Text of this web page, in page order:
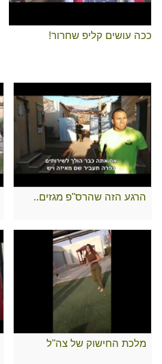
ככה עושים קליפ שחרור!
הרגע הזה שהרס"פ מגזים..
מלכת החישוק של צה"ל